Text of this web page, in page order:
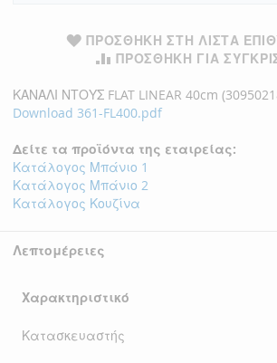
ΠΡΟΣΘΉΚΗ ΣΤΗ ΛΊΣΤΑ
ΠΡΟΣΘΉΚΗ ΓΙΑ
ΚΑΝΑΛΙ ΝΤΟΥΣ FLAT LINEAR 40cm
Download 361-FL400.pdf
Δείτε τα προϊόντα της εταιρείας:
Κατάλογος Μπάνιο 1
Κατάλογος Μπάνιο 2
Κατάλογος Κουζίνα
Λεπτομέρειες
Χαρακτηριστικό
Κατασκευαστής